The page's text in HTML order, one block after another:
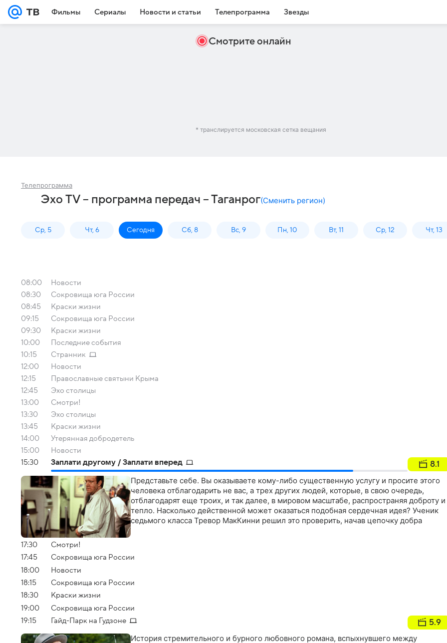
Фильмы Сериалы Новости и статьи Телепрограмма Звезды
Смотрите онлайн
* транслируется московская сетка вещания
Телепрограмма
Эхо TV – программа передач – Таганрог(Сменить регион)
Ср, 5 Чт, 6 Сегодня Сб, 8 Вс, 9 Пн, 10 Вт, 11 Ср, 12 Чт, 13
08:00
Новости
08:30
Сокровища юга России
08:45
Краски жизни
09:15
Сокровища юга России
09:30
Краски жизни
10:00
Последние события
10:15
Странник
12:00
Новости
12:15
Православные святыни Крыма
12:45
Эхо столицы
13:00
Смотри!
13:30
Эхо столицы
13:45
Краски жизни
14:00
Утерянная добродетель
15:00
Новости
15:30
Заплати другому / Заплати вперед 8.1
Представьте себе. Вы оказываете кому-либо существенную услугу и просите этого
человека отблагодарить не вас, а трех других людей, которые, в свою очередь,
отблагодарят еще троих, и так далее, в мировом масштабе, распространяя доброту и
тепло. Насколько действенной может оказаться подобная сердечная идея? Ученик
седьмого класса Тревор МакКинни решил это проверить, начав цепочку добра
17:30
Смотри!
17:45
Сокровища юга России
18:00
Новости
18:15
Сокровища юга России
18:30
Краски жизни
19:00
Сокровища юга России
19:15
Гайд-Парк на Гудзоне 5.9
История стремительного и бурного любовного романа, вспыхнувшего между